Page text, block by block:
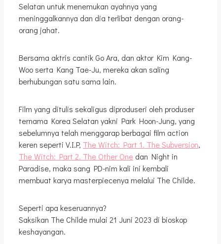
Selatan untuk menemukan ayahnya yang
meninggalkannya dan dia terlibat dengan orang-
orang jahat.
Bersama aktris cantik Go Ara, dan aktor Kim Kang-
Woo serta Kang Tae-Ju, mereka akan saling
berhubungan satu sama lain.
Film yang ditulis sekaligus diproduseri oleh produser
ternama Korea Selatan yakni Park Hoon-Jung, yang
sebelumnya telah menggarap berbagai film action
keren seperti V.I.P, The Witch: Part 1. The Subversion,
The Witch: Part 2. The Other One dan Night in
Paradise, maka sang PD-nim kali ini kembali
membuat karya masterpiecenya melalui The Childe.
Seperti apa keseruannya?
Saksikan The Childe mulai 21 Juni 2023 di bioskop
keshayangan.